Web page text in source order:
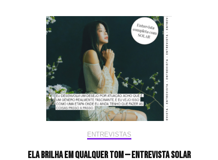
ENTREVISTAS
Ela brilha em qualquer tom — Entrevista Solar